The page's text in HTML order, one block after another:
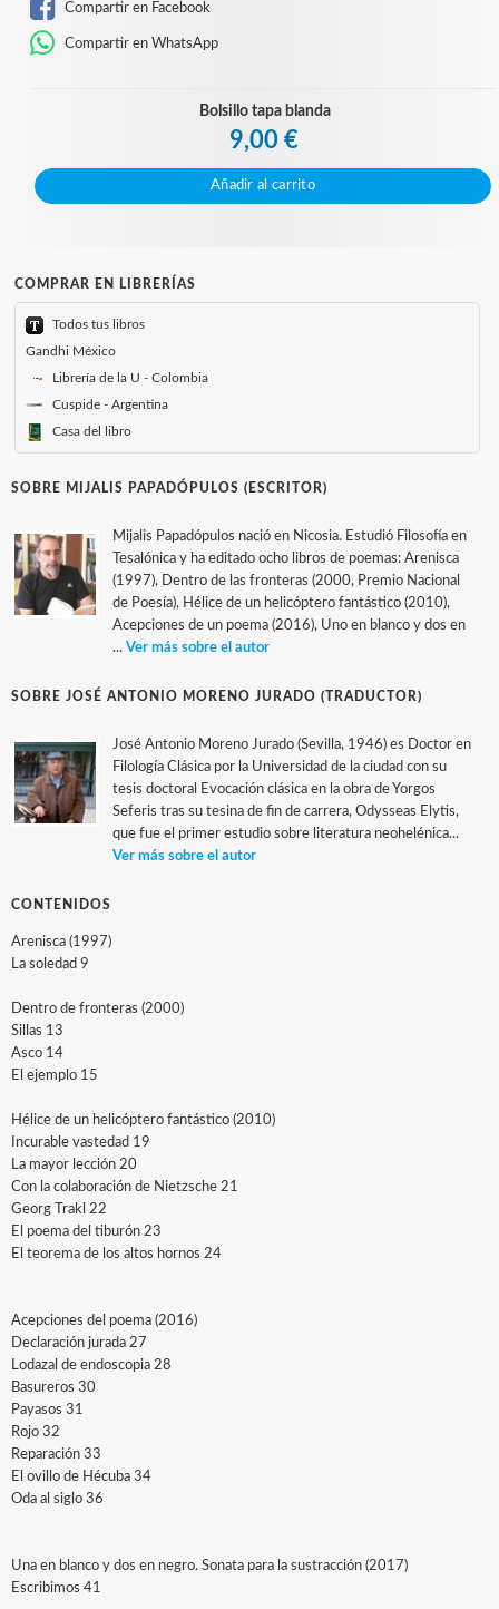
Compartir en Facebook
Compartir en WhatsApp
Bolsillo tapa blanda
9,00 €
Añadir al carrito
COMPRAR EN LIBRERÍAS
Todos tus libros
Gandhi México
Librería de la U - Colombia
Cuspide - Argentina
Casa del libro
SOBRE MIJALIS PAPADÓPULOS (ESCRITOR)
Mijalis Papadópulos nació en Nicosia. Estudió Filosofía en
Tesalónica y ha editado ocho libros de poemas: Arenisca
(1997), Dentro de las fronteras (2000, Premio Nacional
de Poesía), Hélice de un helicóptero fantástico (2010),
Acepciones de un poema (2016), Uno en blanco y dos en
... Ver más sobre el autor
SOBRE JOSÉ ANTONIO MORENO JURADO (TRADUCTOR)
José Antonio Moreno Jurado (Sevilla, 1946) es Doctor en
Filología Clásica por la Universidad de la ciudad con su
tesis doctoral Evocación clásica en la obra de Yorgos
Seferis tras su tesina de fin de carrera, Odysseas Elytis,
que fue el primer estudio sobre literatura neohelénica...
Ver más sobre el autor
CONTENIDOS
Arenisca (1997)
La soledad 9
Dentro de fronteras (2000)
Sillas 13
Asco 14
El ejemplo 15
Hélice de un helicóptero fantástico (2010)
Incurable vastedad 19
La mayor lección 20
Con la colaboración de Nietzsche 21
Georg Trakl 22
El poema del tiburón 23
El teorema de los altos hornos 24
Acepciones del poema (2016)
Declaración jurada 27
Lodazal de endoscopia 28
Basureros 30
Payasos 31
Rojo 32
Reparación 33
El ovillo de Hécuba 34
Oda al siglo 36
Una en blanco y dos en negro. Sonata para la sustracción (2017)
Escribimos 41